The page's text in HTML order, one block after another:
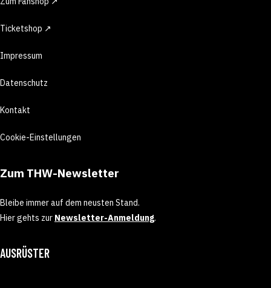
Ticketshop ↗
Impressum
Datenschutz
Kontakt
Cookie-Einstellungen
Zum THW-Newsletter
Bleibe immer auf dem neusten Stand.
Hier gehts zur Newsletter-Anmeldung.
AUSRÜSTER